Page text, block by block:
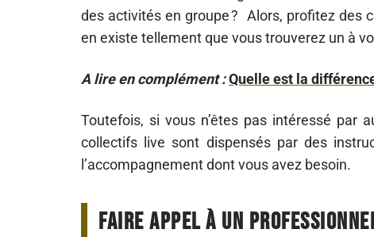
des activités en groupe ? Alors, profitez des
en existe tellement que vous trouverez un à
A lire en complément :Quelle est la
Toutefois, si vous n’êtes pas intéressé par
collectifs live sont dispensés par des
l’accompagnement dont vous avez besoin.
Faire appel à un